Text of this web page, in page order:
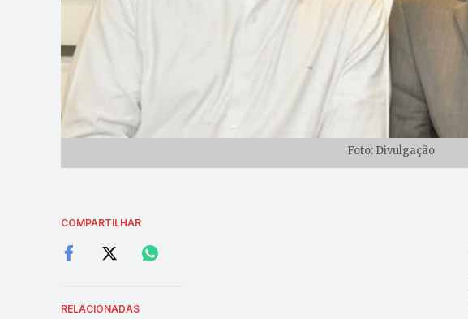
Foto: Divulgação
COMPARTILHAR
RELACIONADAS